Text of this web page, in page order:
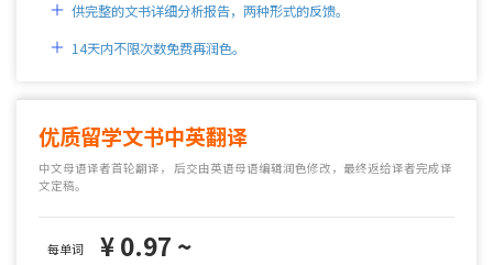
供完整的文书详细分析报告，两种形式的反馈。
14天内不限次数免费再润色。
优质留学文书中英翻译
中文母语译者首轮翻译， 后交由英语母语编辑润色修改，最终返给译者完成译
文定稿。
每单词 ¥ 0.97 ~